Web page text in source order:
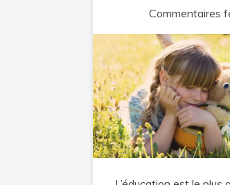
Commentaires